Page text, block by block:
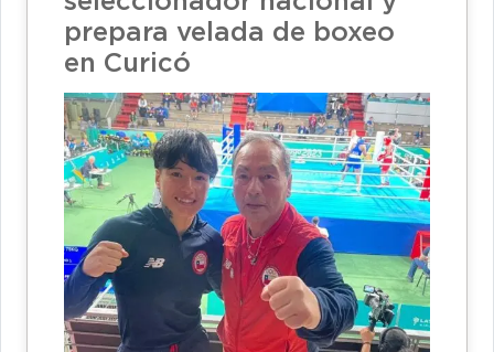
prepara velada de boxeo
en Curicó